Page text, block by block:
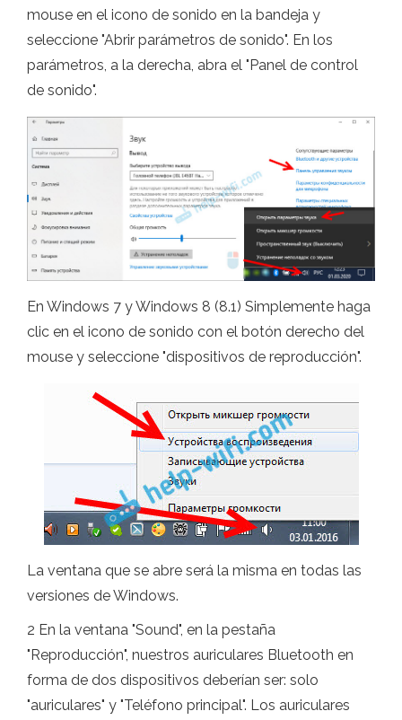
mouse en el icono de sonido en la bandeja y
seleccione "Abrir parámetros de sonido". En los
parámetros, a la derecha, abra el "Panel de control
de sonido".
En Windows 7 y Windows 8 (8.1) Simplemente haga
clic en el icono de sonido con el botón derecho del
mouse y seleccione "dispositivos de reproducción".
La ventana que se abre será la misma en todas las
versiones de Windows.
2 En la ventana "Sound", en la pestaña
"Reproducción", nuestros auriculares Bluetooth en
forma de dos dispositivos deberían ser: solo
"auriculares" y "Teléfono principal". Los auriculares